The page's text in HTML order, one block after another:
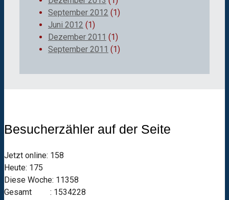
September 2012 (1)
Juni 2012 (1)
Dezember 2011 (1)
September 2011 (1)
Besucherzähler auf der Seite
Jetzt online: 158
Heute: 175
Diese Woche: 11358
Gesamt : 1534228